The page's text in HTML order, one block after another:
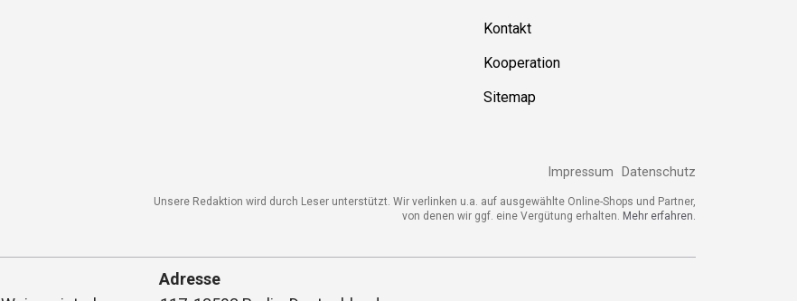
Kontakt
Kooperation
Sitemap
Impressum Datenschutz
Unsere Redaktion wird durch Leser unterstützt. Wir verlinken u.a. auf ausgewählte Online-Shops und Partner,
von denen wir ggf. eine Vergütung erhalten.
Mehr erfahren.
Adresse